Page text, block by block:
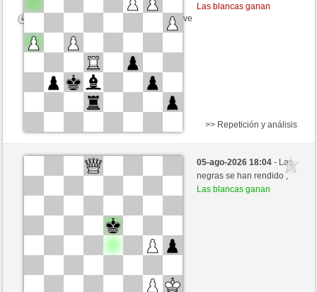
Tiempo: 5 minutes/side + 8 seconds/move
Las blancas ganan
Blancas
Anonymous
Hinkelstein (1309)
>> Repetición y análisis
05-ago-2026 18:04- Las
negras se han rendido ,
Las blancas ganan